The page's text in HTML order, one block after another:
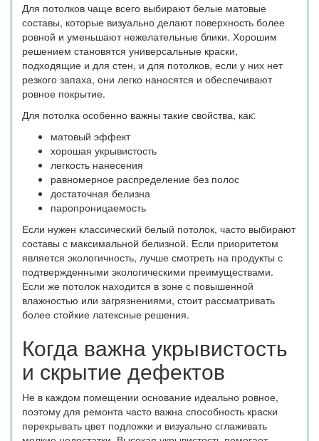
Для потолков чаще всего выбирают белые матовые
составы, которые визуально делают поверхность более
ровной и уменьшают нежелательные блики. Хорошим
решением становятся универсальные краски,
подходящие и для стен, и для потолков, если у них нет
резкого запаха, они легко наносятся и обеспечивают
ровное покрытие.
Для потолка особенно важны такие свойства, как:
матовый эффект
хорошая укрывистость
легкость нанесения
равномерное распределение без полос
достаточная белизна
паропроницаемость
Если нужен классический белый потолок, часто выбирают
составы с максимальной белизной. Если приоритетом
является экологичность, лучше смотреть на продукты с
подтвержденными экологическими преимуществами.
Если же потолок находится в зоне с повышенной
влажностью или загрязнениями, стоит рассматривать
более стойкие латексные решения.
Когда важна укрывистость
и скрытие дефектов
Не в каждом помещении основание идеально ровное,
поэтому для ремонта часто важна способность краски
перекрывать цвет подложки и визуально сглаживать